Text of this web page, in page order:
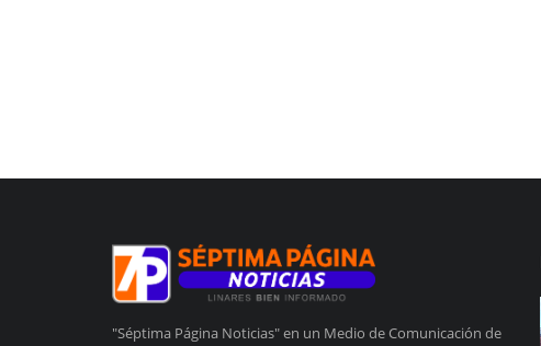
"Séptima Página Noticias" en un Medio de Comunicación de